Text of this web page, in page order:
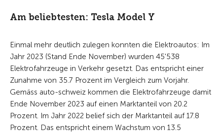
Am beliebtesten: Tesla Model Y
Einmal mehr deutlich zulegen konnten die Elektroautos: Im
Jahr 2023 (Stand Ende November) wurden 45'538
Elektrofahrzeuge in Verkehr gesetzt. Das entspricht einer
Zunahme von 35.7 Prozent im Vergleich zum Vorjahr.
Gemäss auto-schweiz kommen die Elektrofahrzeuge damit
Ende November 2023 auf einen Marktanteil von 20.2
Prozent. Im Jahr 2022 belief sich der Marktanteil auf 17.8
Prozent. Das entspricht einem Wachstum von 13.5